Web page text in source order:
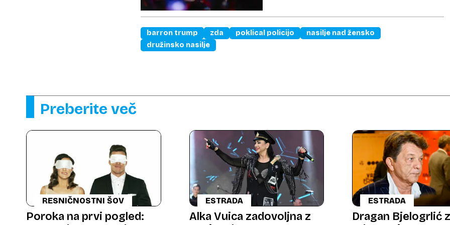
barron trump zda poklical policijo
nasilje nad žensko
družinsko nasilje
Preberite več
RESNIČNOSTNI ŠOV
Poroka na prvi pogled:
ESTRADA
Alka Vuica zadovoljna z
ESTRADA
Dragan Bjelogrlić